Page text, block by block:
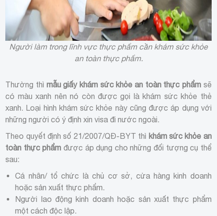
Người làm trong lĩnh vực thực phẩm cần khám sức khỏe
an toàn thực phẩm.
Thường thì mẫu giấy khám sức khỏe an toàn thực phẩm sẽ
có màu xanh nên nó còn được gọi là khám sức khỏe thẻ
xanh. Loại hình khám sức khỏe này cũng được áp dụng với
những người có ý định xin visa đi nước ngoài.
Theo quyết định số 21/2007/QĐ-BYT thì khám sức khỏe an
toàn thực phẩmđược áp dụng cho những đối tượng cụ thể
sau:
Cá nhân/ tổ chức là chủ cơ sở, cửa hàng kinh doanh
hoặc sản xuất thực phẩm.
Người lao động kinh doanh hoặc sản xuất thực phẩm
một cách độc lập.